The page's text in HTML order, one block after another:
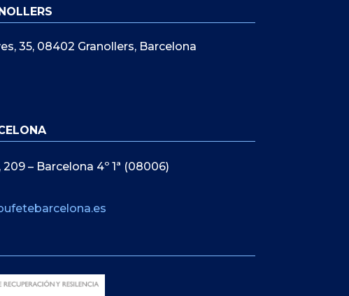
35, 08402 Granollers, Barcelona
– Barcelona 4º 1ª (08006)